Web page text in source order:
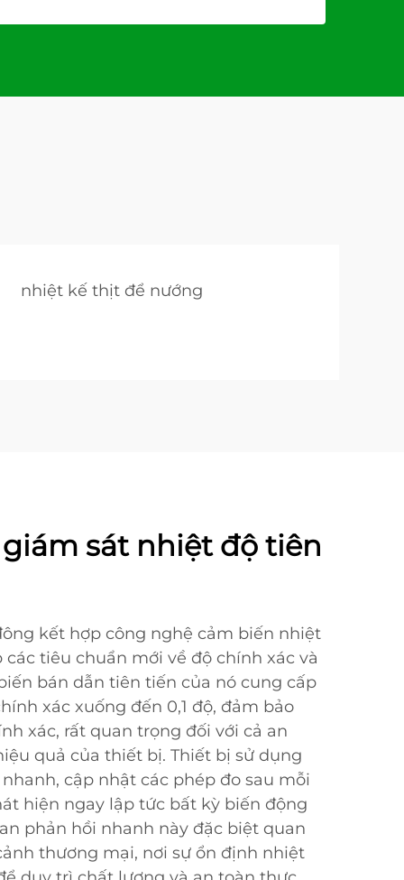
nhiệt kế thịt để nướng
sát nhiệt độ tiên
kết hợp công nghệ cảm biến nhiệt
tiêu chuẩn mới về độ chính xác và
bán dẫn tiên tiến của nó cung cấp
xác xuống đến 0,1 độ, đảm bảo
xác, rất quan trọng đối với cả an
quả của thiết bị. Thiết bị sử dụng
cập nhật các phép đo sau mỗi
hiện ngay lập tức bất kỳ biến động
phản hồi nhanh này đặc biệt quan
thương mại, nơi sự ổn định nhiệt